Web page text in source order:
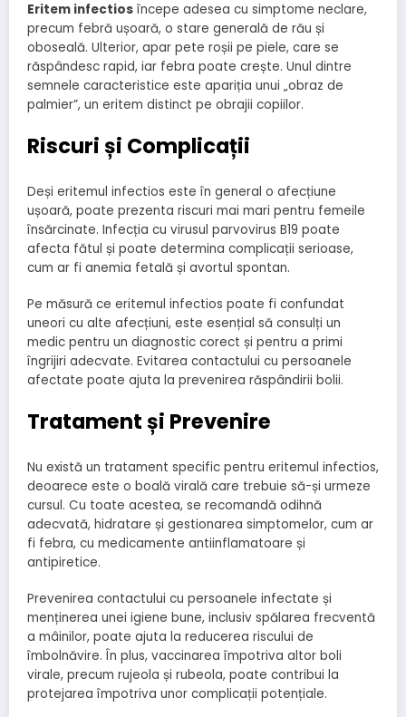
Eritem infectios începe adesea cu simptome neclare,
precum febră ușoară, o stare generală de rău și
oboseală. Ulterior, apar pete roșii pe piele, care se
răspândesc rapid, iar febra poate crește. Unul dintre
semnele caracteristice este apariția unui „obraz de
palmier”, un eritem distinct pe obrajii copiilor.
Riscuri și Complicații
Deși eritemul infectios este în general o afecțiune
ușoară, poate prezenta riscuri mai mari pentru femeile
însărcinate. Infecția cu virusul parvovirus B19 poate
afecta fătul și poate determina complicații serioase,
cum ar fi anemia fetală și avortul spontan.
Pe măsură ce eritemul infectios poate fi confundat
uneori cu alte afecțiuni, este esențial să consulți un
medic pentru un diagnostic corect și pentru a primi
îngrijiri adecvate. Evitarea contactului cu persoanele
afectate poate ajuta la prevenirea răspândirii bolii.
Tratament și Prevenire
Nu există un tratament specific pentru eritemul infectios,
deoarece este o boală virală care trebuie să-și urmeze
cursul. Cu toate acestea, se recomandă odihnă
adecvată, hidratare și gestionarea simptomelor, cum ar
fi febra, cu medicamente antiinflamatoare și
antipiretice.
Prevenirea contactului cu persoanele infectate și
menținerea unei igiene bune, inclusiv spălarea frecventă
a mâinilor, poate ajuta la reducerea riscului de
îmbolnăvire. În plus, vaccinarea împotriva altor boli
virale, precum rujeola și rubeola, poate contribui la
protejarea împotriva unor complicații potențiale.